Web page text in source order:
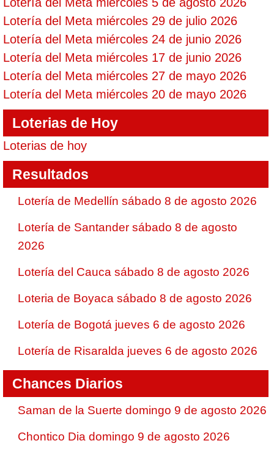
Lotería del Meta miércoles 29 de julio 2026
Lotería del Meta miércoles 24 de junio 2026
Lotería del Meta miércoles 17 de junio 2026
Lotería del Meta miércoles 27 de mayo 2026
Lotería del Meta miércoles 20 de mayo 2026
Loterias de Hoy
Loterias de hoy
Resultados
Lotería de Medellín sábado 8 de agosto 2026
Lotería de Santander sábado 8 de agosto
2026
Lotería del Cauca sábado 8 de agosto 2026
Loteria de Boyaca sábado 8 de agosto 2026
Lotería de Bogotá jueves 6 de agosto 2026
Lotería de Risaralda jueves 6 de agosto 2026
Chances Diarios
Saman de la Suerte domingo 9 de agosto 2026
Chontico Dia domingo 9 de agosto 2026